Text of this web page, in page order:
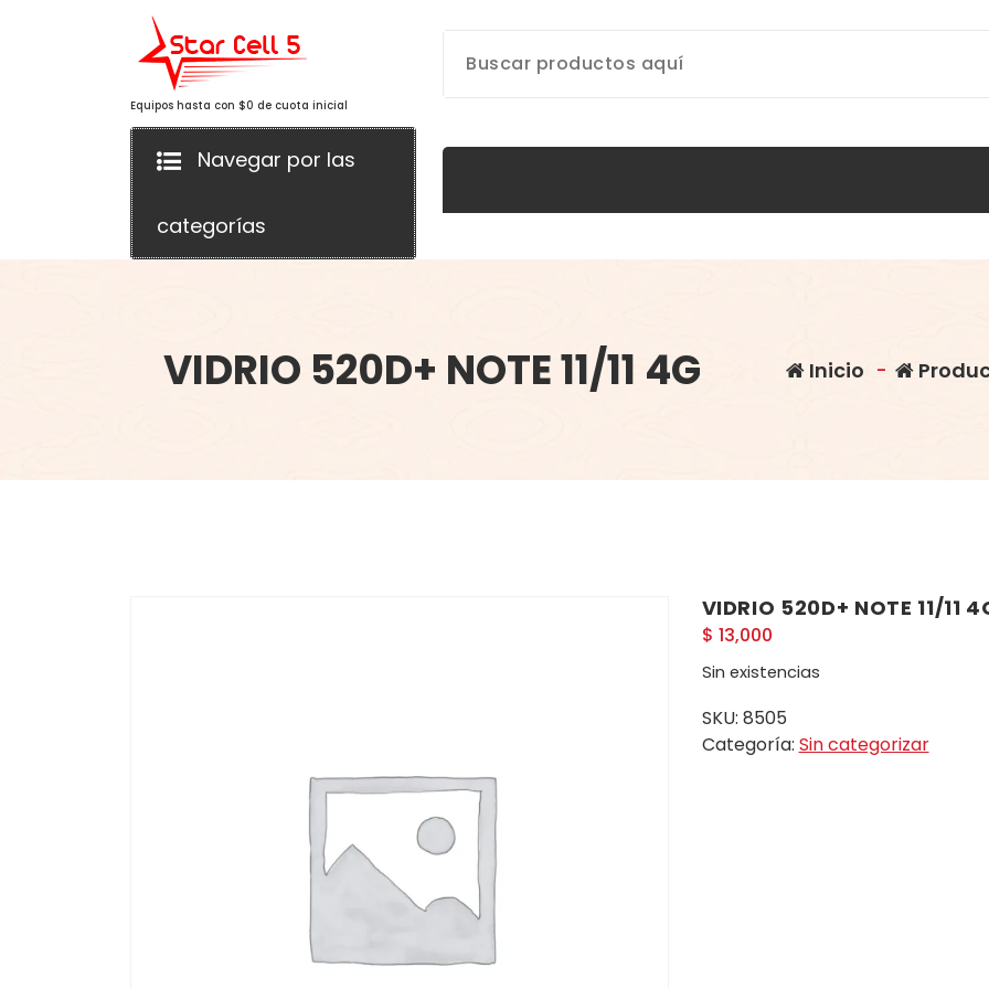
Equipos hasta con $0 de cuota inicial
Navegar por las
categorías
VIDRIO 520D+ NOTE 11/11 4G Inicio -
VIDRIO 520D+ NOTE 11/11
$ 13,000
Sin existencias
SKU: 8505
Categoría: Sin categorizar